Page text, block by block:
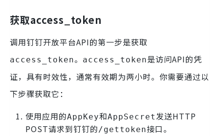
获取access_token
调用钉钉开放平台API的第一步是获取
access_token。 access_token是访问API的凭
证，具有时效性，通常有效期为两小时。你需要通过以
下步骤获取它：
使用应用的AppKey和AppSecret 发送HTTP
POST请求到钉钉的/gettoken接口。